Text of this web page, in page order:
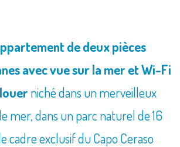
de deux pièces
avec vue sur la mer et Wi-Fi
niché dans un merveilleux
mer, dans un parc naturel de 16
cadre exclusif du Capo Ceraso